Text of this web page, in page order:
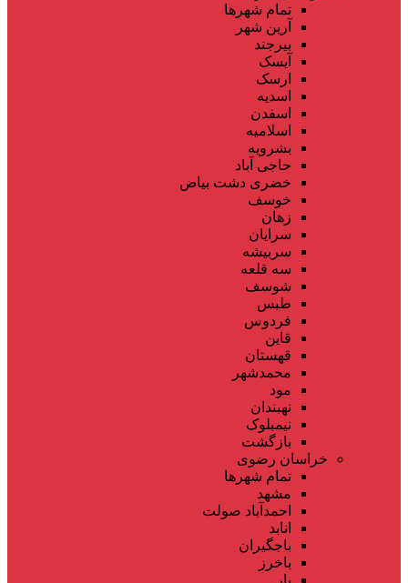
تمام شهر‌ها
آرین شهر
بیرجند
آیسک
ارسک
اسدیه
اسفدن
اسلامیه
بشرویه
حاجی آباد
خضری دشت بیاض
خوسف
زهان
سرایان
سربیشه
سه قلعه
شوسف
طبس
فردوس
قاین
قهستان
محمدشهر
مود
نهبندان
نیمبلوک
بازگشت
خراسان رضوی
تمام شهر‌ها
مشهد
احمدآباد صولت
انابد
باجگیران
باخرز
بار